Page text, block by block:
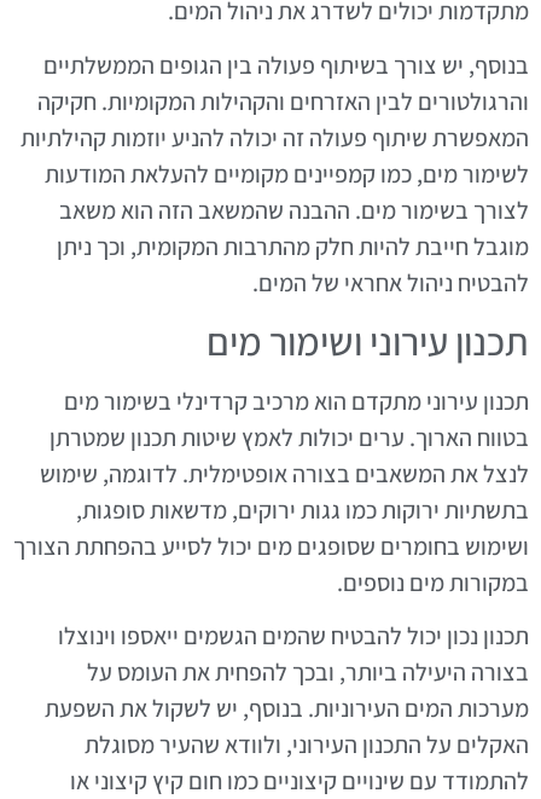
מתקדמות יכולים לשדרג את ניהול המים.
בנוסף, יש צורך בשיתוף פעולה בין הגופים הממשלתיים
והרגולטורים לבין האזרחים והקהילות המקומיות. חקיקה
המאפשרת שיתוף פעולה זה יכולה להניע יוזמות קהילתיות
לשימור מים, כמו קמפיינים מקומיים להעלאת המודעות
לצורך בשימור מים. ההבנה שהמשאב הזה הוא משאב
מוגבל חייבת להיות חלק מהתרבות המקומית, וכך ניתן
להבטיח ניהול אחראי של המים.
תכנון עירוני ושימור מים
תכנון עירוני מתקדם הוא מרכיב קרדינלי בשימור מים
בטווח הארוך. ערים יכולות לאמץ שיטות תכנון שמטרתן
לנצל את המשאבים בצורה אופטימלית. לדוגמה, שימוש
בתשתיות ירוקות כמו גגות ירוקים, מדשאות סופגות,
ושימוש בחומרים שסופגים מים יכול לסייע בהפחתת הצורך
במקורות מים נוספים.
תכנון נכון יכול להבטיח שהמים הגשמים ייאספו וינוצלו
בצורה היעילה ביותר, ובכך להפחית את העומס על
מערכות המים העירוניות. בנוסף, יש לשקול את השפעת
האקלים על התכנון העירוני, ולוודא שהעיר מסוגלת
להתמודד עם שינויים קיצוניים כמו חום קיץ קיצוני או